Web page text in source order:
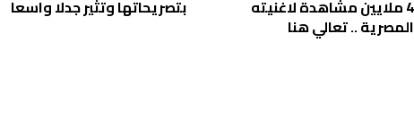
4 ملايين مشاهدة لاغنيته
المصرية .. تعالي هنا
بتصريحاتها وتثير جدلا واسعا